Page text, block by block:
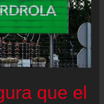
que el